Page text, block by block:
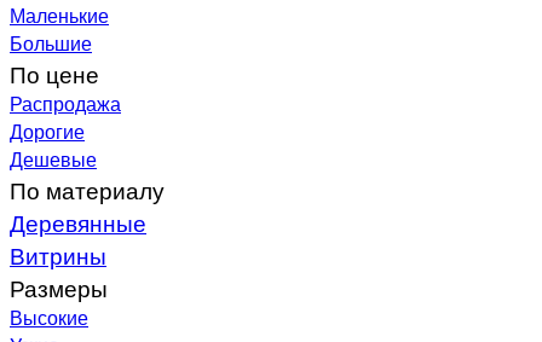
Маленькие
Большие
По цене
Распродажа
Дорогие
Дешевые
По материалу
Деревянные
Витрины
Размеры
Высокие